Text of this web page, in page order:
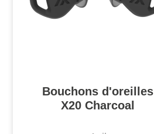
Bouchons d'oreilles
X20 Charcoal